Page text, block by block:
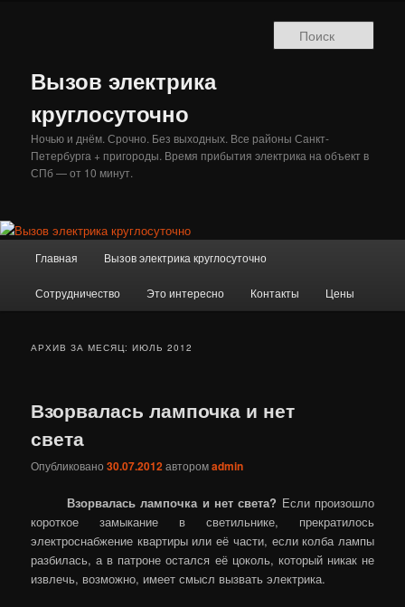
Вызов электрика
круглосуточно
Ночью и днём. Срочно. Без выходных. Все районы Санкт-
Петербурга + пригороды. Время прибытия электрика на объект в
СПб — от 10 минут.
Главная Вызов электрика круглосуточно
Сотрудничество Это интересно Контакты Цены
АРХИВ ЗА МЕСЯЦ:ИЮЛЬ 2012
Взорвалась лампочка и нет
света
Опубликовано30.07.2012авторомadmin
Взорвалась лампочка и нет света? Если произошло
короткое замыкание в светильнике, прекратилось
электроснабжение квартиры или её части, если колба лампы
разбилась, а в патроне остался её цоколь, который никак не
извлечь, возможно, имеет смысл вызвать электрика.